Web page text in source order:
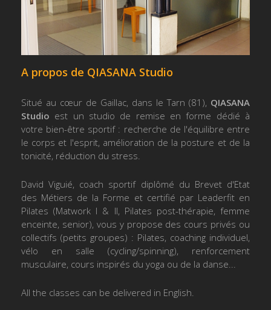
A propos de QIASANA Studio
Situé au cœur de Gaillac, dans le Tarn (81), QIASANA
Studio est un studio de remise en forme dédié à
votre bien-être sportif : recherche de l'équilibre entre
le corps et l'esprit, amélioration de la posture et de la
tonicité, réduction du stress.
David Viguié, coach sportif diplômé du Brevet d'Etat
des Métiers de la Forme et certifié par Leaderfit en
Pilates (Matwork I & II, Pilates post-thérapie, femme
enceinte, senior), vous y propose des cours privés ou
collectifs (petits groupes) : Pilates, coaching individuel,
vélo en salle (cycling/spinning), renforcement
musculaire, cours inspirés du yoga ou de la danse...
All the classes can be delivered in English.